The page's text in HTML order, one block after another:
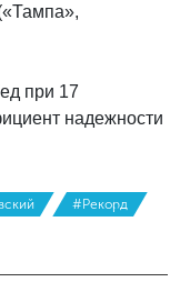
при 17
надежности
#Рекорд